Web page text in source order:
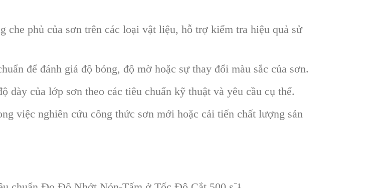
che phủ của sơn trên các loại vật liệu, hỗ trợ kiểm tra hiệu quả sử
để đánh giá độ bóng, độ mờ hoặc sự thay đổi màu sắc của sơn.
dày của lớp sơn theo các tiêu chuẩn kỹ thuật và yêu cầu cụ thể.
việc nghiên cứu công thức sơn mới hoặc cải tiến chất lượng sản